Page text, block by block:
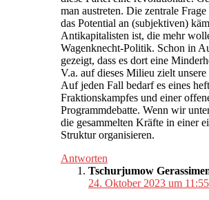
man austreten. Die zentrale
das Potential an (subjektiven)
Antikapitalisten ist, die mehr
Wagenknecht-Politik. Schon in
gezeigt, dass es dort eine
V.a. auf dieses Milieu zielt
Auf jeden Fall bedarf es eines
Fraktionskampfes und einer
Programmdebatte. Wenn wir
die gesammelten Kräfte in einer
Struktur organisieren.
Antworten
Tschurjumow
24. Oktober 2023 um